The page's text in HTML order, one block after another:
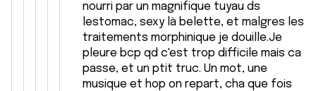
nourri par un magnifique tuyau ds
lestomac, sexy là belette, et malgres les
traitements morphinique je douille.Je
pleure bcp qd c'est trop difficile mais ca
passe, et un ptit truc. Un mot, une
musique et hop on repart, cha que fois